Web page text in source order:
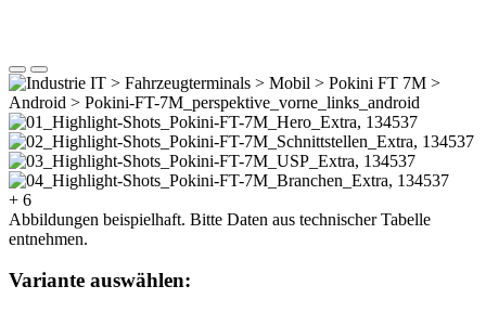
+ 6
Abbildungen beispielhaft. Bitte Daten aus technischer Tabelle
entnehmen.
Variante auswählen: